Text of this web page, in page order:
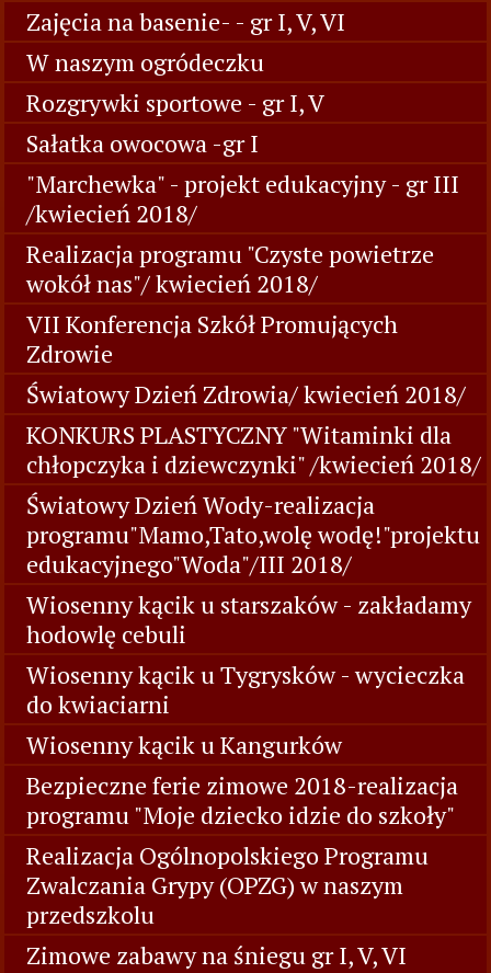
Zajęcia na basenie- - gr I, V, VI
W naszym ogródeczku
Rozgrywki sportowe - gr I, V
Sałatka owocowa -gr I
"Marchewka" - projekt edukacyjny - gr III
/kwiecień 2018/
Realizacja programu "Czyste powietrze
wokół nas"/ kwiecień 2018/
VII Konferencja Szkół Promujących
Zdrowie
Światowy Dzień Zdrowia/ kwiecień 2018/
KONKURS PLASTYCZNY "Witaminki dla
chłopczyka i dziewczynki" /kwiecień 2018/
Światowy Dzień Wody-realizacja
programu"Mamo,Tato,wolę wodę!"projektu
edukacyjnego"Woda"/III 2018/
Wiosenny kącik u starszaków - zakładamy
hodowlę cebuli
Wiosenny kącik u Tygrysków - wycieczka
do kwiaciarni
Wiosenny kącik u Kangurków
Bezpieczne ferie zimowe 2018-realizacja
programu "Moje dziecko idzie do szkoły"
Realizacja Ogólnopolskiego Programu
Zwalczania Grypy (OPZG) w naszym
przedszkolu
Zimowe zabawy na śniegu gr I, V, VI